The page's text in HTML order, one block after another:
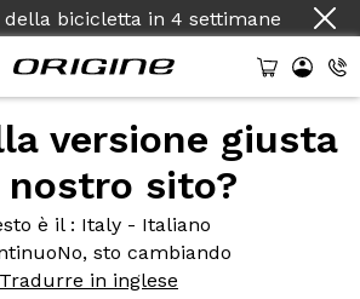
della bicicletta in 4 settimane
versione giusta
nostro sito?
è il : Italy - Italiano
No, sto cambiando
Tradurre in inglese
Tecnologie